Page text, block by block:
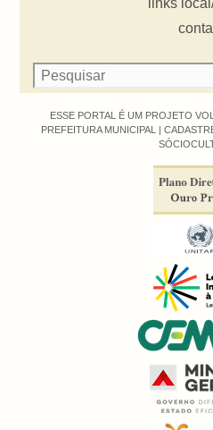
links
ESSE PORTAL É UM PROJETO
PREFEITURA MUNICIPAL |